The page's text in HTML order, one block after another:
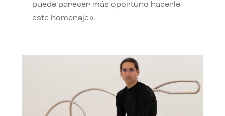
puede parecer más oportuno hacerle
este homenaje».